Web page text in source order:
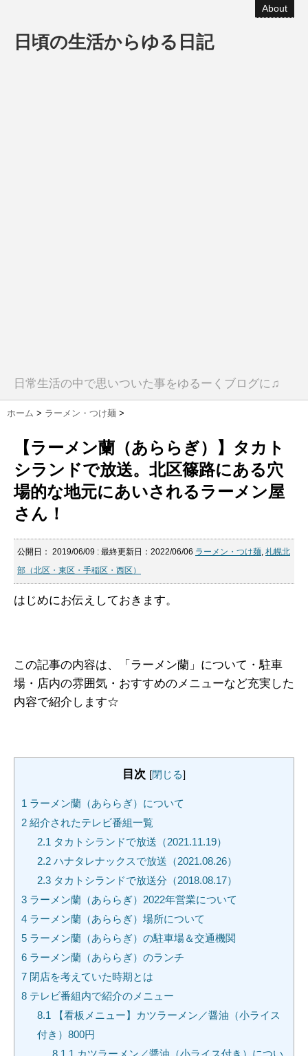
About
日頃の生活からゆる日記
日常生活の中で思いついた事をゆるーくブログに♫
ホーム > ラーメン・つけ麺 >
【ラーメン蘭（あららぎ）】タカト
シランドで放送。北区篠路にある穴
場的な地元にあいされるラーメン屋
さん！
公開日： 2019/06/09 : 最終更新日：2022/06/06 ラーメン・つけ麺, 札幌北
部（北区・東区・手稲区・西区）
はじめにお伝えしておきます。
この記事の内容は、「ラーメン蘭」について・駐車
場・店内の雰囲気・おすすめのメニューなど充実した
内容で紹介します☆
目次 [閉じる]
1 ラーメン蘭（あららぎ）について
2 紹介されたテレビ番組一覧
2.1 タカトシランドで放送（2021.11.19）
2.2ハナタレナックスで放送（2021.08.26）
2.3タカトシランドで放送分（2018.08.17）
3 ラーメン蘭（あららぎ）2022年営業について
4 ラーメン蘭（あららぎ）場所について
5 ラーメン蘭（あららぎ）の駐車場＆交通機関
6 ラーメン蘭（あららぎ）のランチ
7 閉店を考えていた時期とは
8 テレビ番組内で紹介のメニュー
8.1 【看板メニュー】カツラーメン／醤油（小ライス
付き）800円